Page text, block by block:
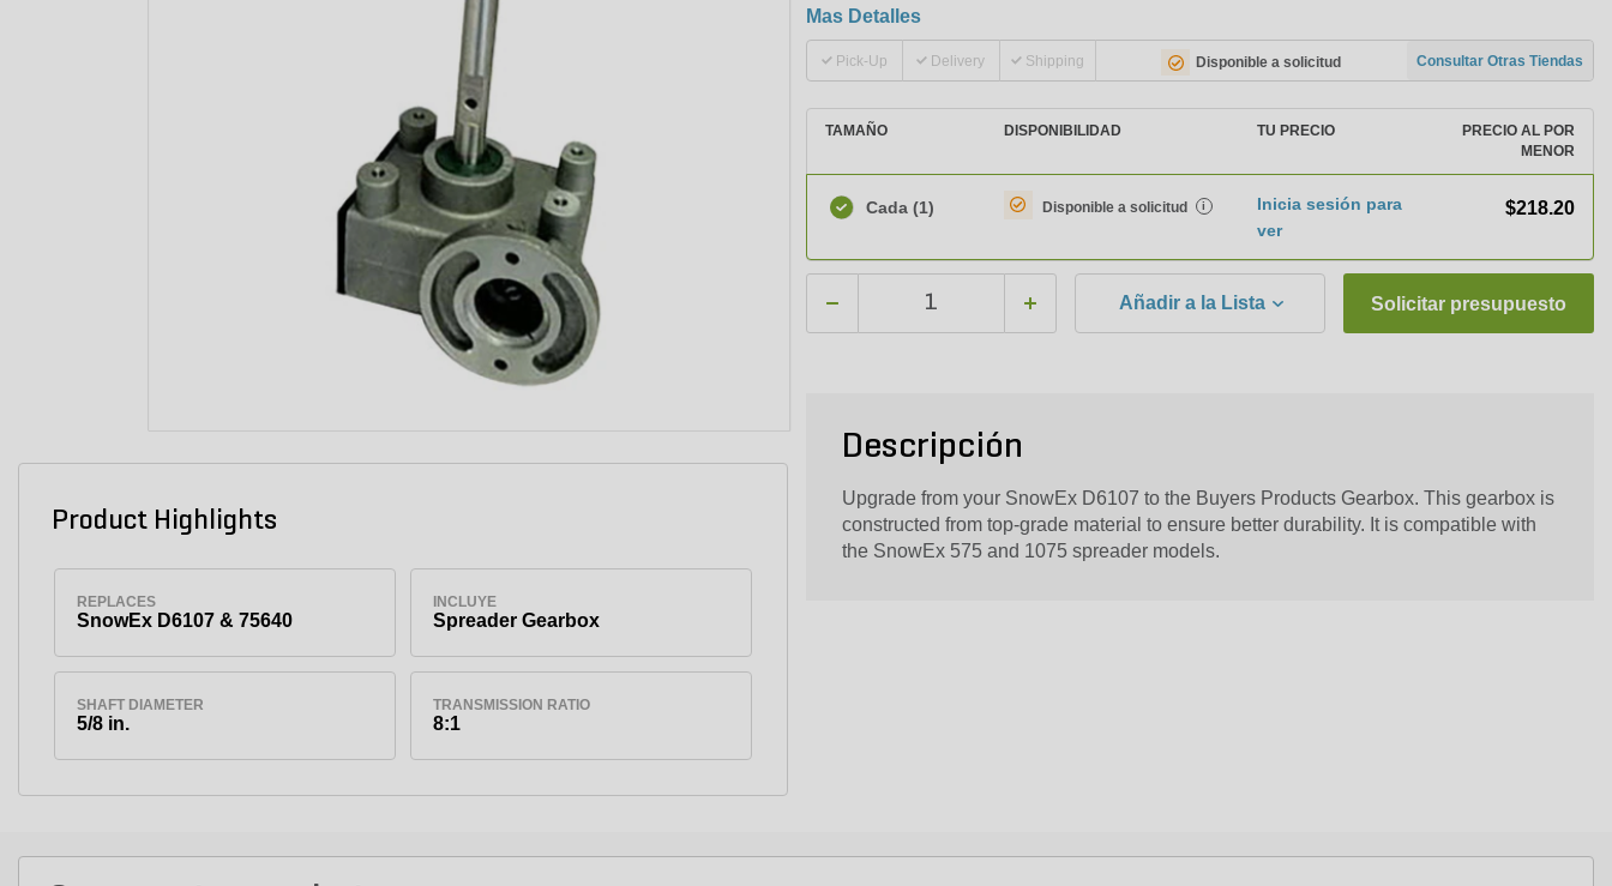
Product Highlights
REPLACES
SnowEx D6107 & 75640
INCLUYE
Spreader Gearbox
SHAFT DIAMETER
5/8 in.
TRANSMISSION RATIO
8:1
Mas Detalles
Pick-Up Delivery Shipping Disponible a solicitud Consultar Otras Tiendas
TAMAÑO DISPONIBILIDAD TU PRECIO
PRECIO AL POR
MENOR
Cada (1) Disponible a solicitud i
Inicia sesión para
ver
$218.20
Añadir a la Lista Solicitar presupuesto
Descripción
Upgrade from your SnowEx D6107 to the Buyers Products Gearbox. This gearbox is
constructed from top-grade material to ensure better durability. It is compatible with
the SnowEx 575 and 1075 spreader models.